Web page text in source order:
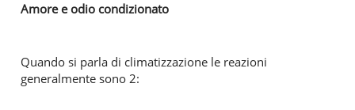
Amore e odio condizionato
Quando si parla di climatizzazione le reazioni
generalmente sono 2: